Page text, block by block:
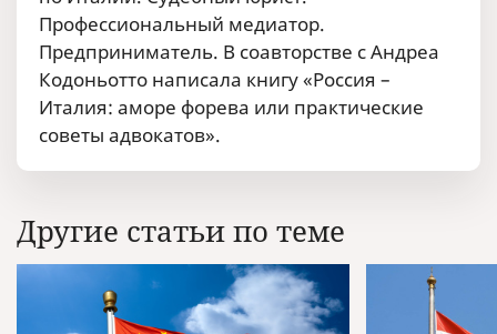
Профессиональный медиатор.
Предприниматель. В соавторстве с Андреа
Кодоньотто написала книгу «Россия –
Италия: аморе форева или практические
советы адвокатов».
Другие статьи по теме